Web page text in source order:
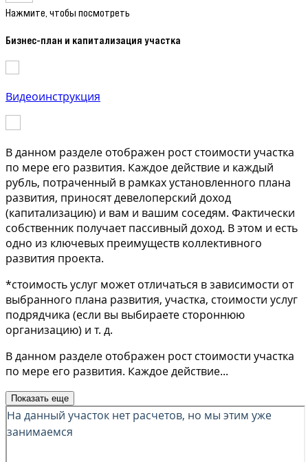
Нажмите, чтобы посмотреть
Бизнес-план и капитализация участка
Видеоинструкция
В данном разделе отображен рост стоимости участка
по мере его развития. Каждое действие и каждый
рубль, потраченный в рамках установленного плана
развития, приносят девелоперский доход
(капитализацию) и вам и вашим соседям. Фактически
собственник получает пассивный доход. В этом и есть
одно из ключевых преимуществ коллективного
развития проекта.
*стоимость услуг может отличаться в зависимости от
выбранного плана развития, участка, стоимости услуг
подрядчика (если вы выбираете стороннюю
организацию) и т. д.
В данном разделе отображен рост стоимости участка
по мере его развития. Каждое действие...
Показать еще